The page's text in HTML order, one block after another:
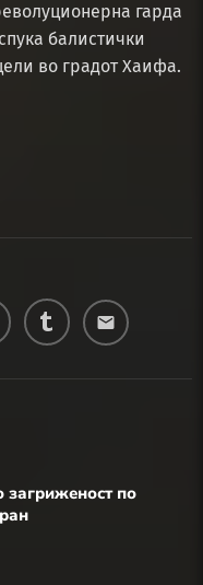
гарда
балистички
во градот Хаифа.
email
загриженост по